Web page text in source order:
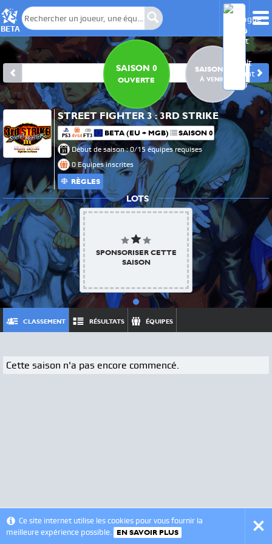
BETA
Ce site internet utilise les cookies pour vous fournir la
meilleure expérience possible. EN SAVOIR PLUS
SAISON 0
OUVERTE
SAISON 1
À VENIR
STREET FIGHTER 3 : 3RD STRIKE
PS3 4VS4 FT3 BETA (EU + MGB)
SAISON 0
Début de saison : 0/15 équipes requises
0 Equipes inscrites
RÈGLES
LOTS
SPONSORISER CETTE
SAISON
CLASSEMENT RÉSULTATS ÉQUIPES
Cette saison n'a pas encore commencé.
© 2012 - 2026 - VSLeague - v0.6